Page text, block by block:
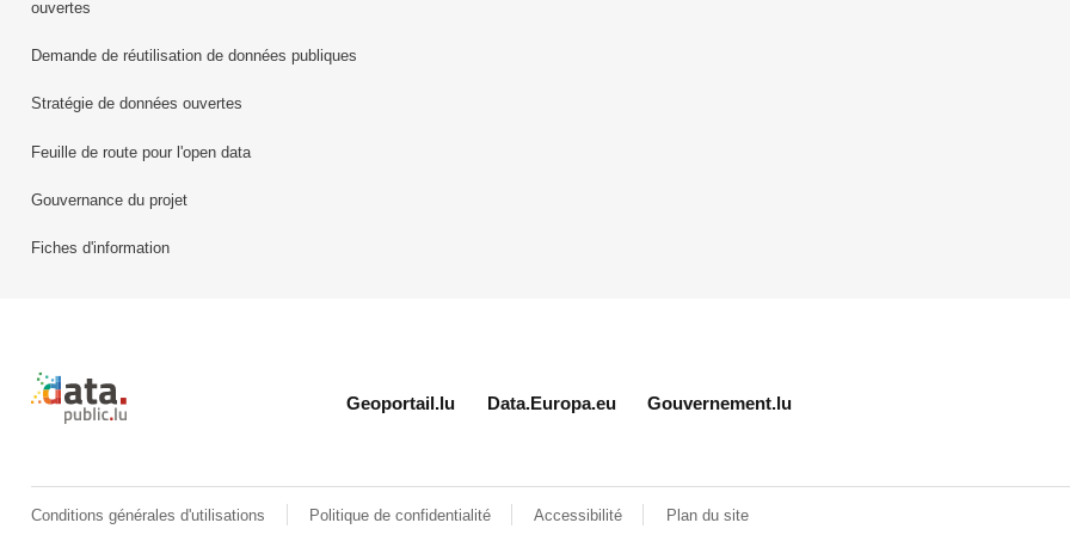
ouvertes
Demande de réutilisation de données publiques
Stratégie de données ouvertes
Feuille de route pour l'open data
Gouvernance du projet
Fiches d'information
Retour à l'accueil de data.public.lu
Geoportail.lu Data.Europa.eu Gouvernement.lu
Conditions générales d'utilisations Politique de confidentialité Accessibilité Plan du site